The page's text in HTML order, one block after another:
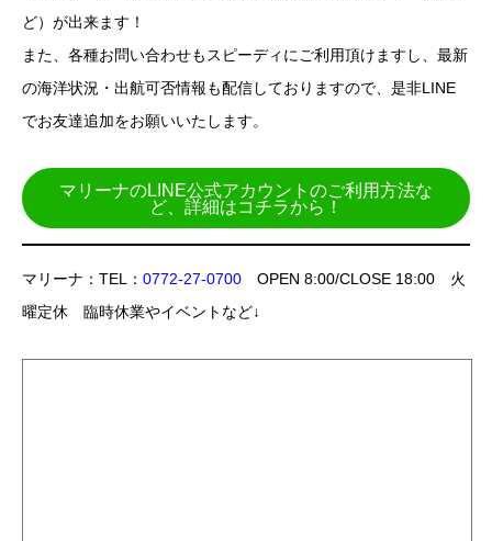
ど）が出来ます！
また、各種お問い合わせもスピーディにご利用頂けますし、最新
の海洋状況・出航可否情報も配信しておりますので、是非LINE
でお友達追加をお願いいたします。
マリーナのLINE公式アカウントのご利用方法な
ど、詳細はコチラから！
マリーナ：TEL： 0772-27-0700 OPEN 8:00/CLOSE 18:00 火
曜定休 臨時休業やイベントなど↓